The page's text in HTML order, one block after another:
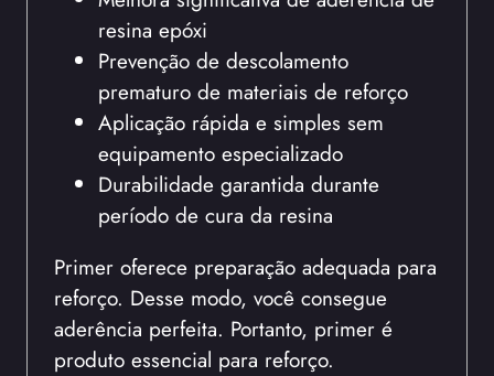
resina epóxi
Prevenção de descolamento
prematuro de materiais de reforço
Aplicação rápida e simples sem
equipamento especializado
Durabilidade garantida durante
período de cura da resina
Primer oferece preparação adequada para
reforço. Desse modo, você consegue
aderência perfeita. Portanto, primer é
produto essencial para reforço.